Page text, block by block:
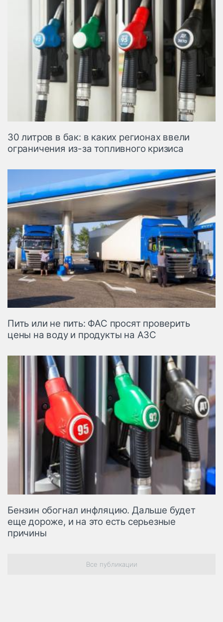
30 литров в бак: в каких регионах ввели
ограничения из-за топливного кризиса
Пить или не пить: ФАС просят проверить
цены на воду и продукты на АЗС
Бензин обогнал инфляцию. Дальше будет
еще дороже, и на это есть серьезные
причины
Все публикации